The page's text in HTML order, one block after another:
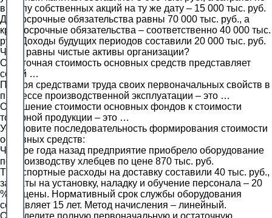
выкупу собственных акций на ту же дату – 15 000 тыс. руб.
Долгосрочные обязательства равны 70 000 тыс. руб., а
краткосрочные обязательства – соответственно 40 000 тыс.
руб. Доходы будущих периодов составили 20 000 тыс. руб.
Чему равны чистые активы организации?
Остаточная стоимость основных средств представляет
собой …
Потеря средствами труда своих первоначальных свойств в
процессе производственной эксплуатации – это …
Отношение стоимости основных фондов к стоимости
товарной продукции – это …
Установите последовательность формирования стоимости
основных средств:
Четыре года назад предприятие приобрело оборудование
по производству хлебцев по цене 870 тыс. руб.
Транспортные расходы на доставку составили 40 тыс. руб.,
затраты на установку, наладку и обучение персонала – 20
% от цены. Нормативный срок службы оборудования
составляет 15 лет. Метод начисления – линейный.
Определите полную первоначальную и остаточную